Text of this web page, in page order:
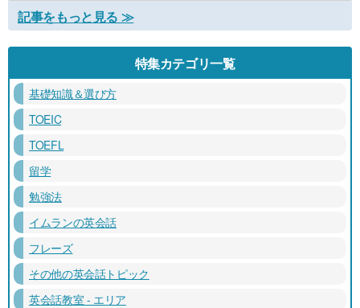
記事をもっと見る ≫
特集カテゴリ一覧
基礎知識＆選び方
TOEIC
TOEFL
留学
勉強法
イムランの英会話
フレーズ
その他の英会話トピック
英会話教室 - エリア